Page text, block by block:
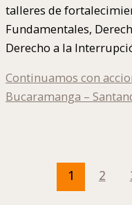
talleres de
Fundamentales,
Derecho a la
Continuamos con
Bucaramanga –
1 2